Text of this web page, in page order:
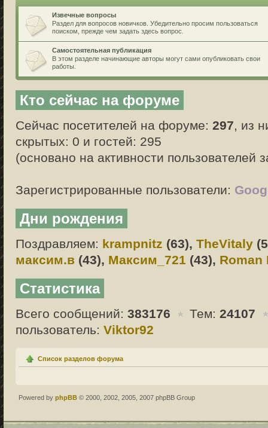
Извечные вопросы
Раздел для вопросов новичков. Убедительно просим пользоваться
поиском, прежде чем задать здесь вопрос.
Самостоятельная публикация
В этом разделе начинающие авторы могут сами опубликовать свои
работы.
Кто сейчас на форуме
Сейчас посетителей на форуме: 297, из
скрытых: 0 и гостей: 295
(основано на активности пользователей
Зарегистрированные пользователи:
Дни рождения
Поздравляем: krampnitz (63), TheVitaly
максим.в (43), Максим_721 (43), Roman
Статистика
Всего сообщений: 383176 Тем: 24107
пользователь: Viktor92
Список разделов форума
Powered by phpBB © 2000, 2002, 2005, 2007 phpBB Group